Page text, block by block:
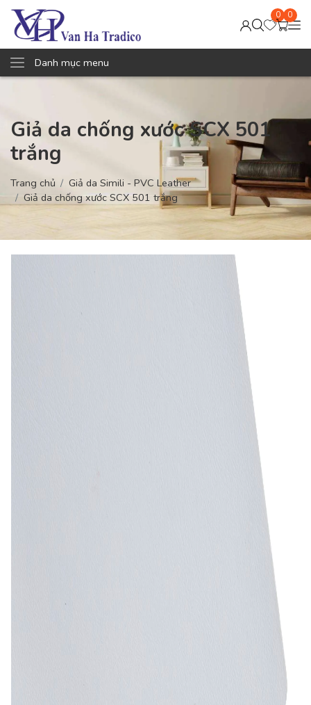
0 0
Danh mục menu
Giả da chống xước SCX 501
trắng
Trang chủ
Giả da Simili - PVC Leather
Giả da chống xước SCX 501 trắng